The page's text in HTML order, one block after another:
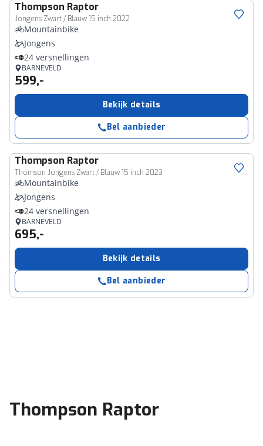
Thompson Raptor
Jongens Zwart / Blauw 15 inch 2022
Mountainbike
Jongens
24 versnellingen
BARNEVELD
599,-
Bekijk details
Bel aanbieder
Thompson Raptor
Thomson Jongens Zwart / Blauw 15 inch 2023
Mountainbike
Jongens
24 versnellingen
BARNEVELD
695,-
Bekijk details
Bel aanbieder
Thompson Raptor